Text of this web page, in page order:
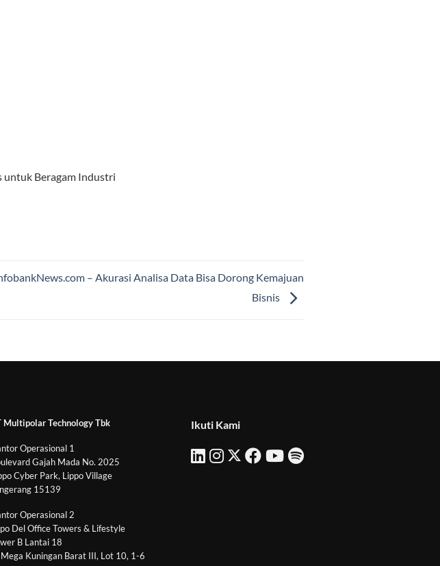
– Akurasi Analisa Data Bisa Dorong Kemajuan
Bisnis
Multipolar Technology Tbk
Operasional 1
Gajah Mada No. 2025
Cyber Park, Lippo Village
15139
Operasional 2
Del Office Towers & Lifestyle
B Lantai 18
Mega Kuningan Barat III, Lot 10, 1-6
Ikuti Kami